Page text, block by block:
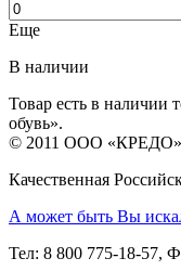
Еще
В наличии
Товар есть в наличии
обувь».
© 2011 ООО «КРЕДО»
Качественная
А может быть Вы
Тел: 8 800 775-18-57,